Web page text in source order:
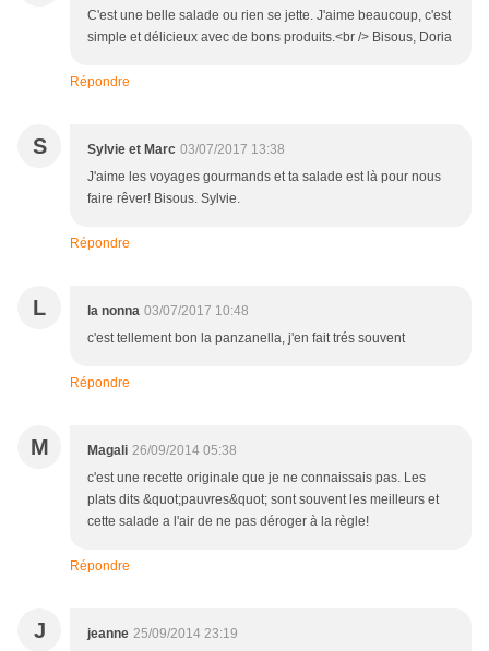
C'est une belle salade ou rien se jette. J'aime beaucoup, c'est
simple et délicieux avec de bons produits.<br /> Bisous, Doria
Répondre
S Sylvie et Marc 03/07/2017 13:38
J'aime les voyages gourmands et ta salade est là pour nous
faire rêver! Bisous. Sylvie.
Répondre
L la nonna 03/07/2017 10:48
c'est tellement bon la panzanella, j'en fait trés souvent
Répondre
M Magali 26/09/2014 05:38
c'est une recette originale que je ne connaissais pas. Les
plats dits &quot;pauvres&quot; sont souvent les meilleurs et
cette salade a l'air de ne pas déroger à la règle!
Répondre
J jeanne 25/09/2014 23:19